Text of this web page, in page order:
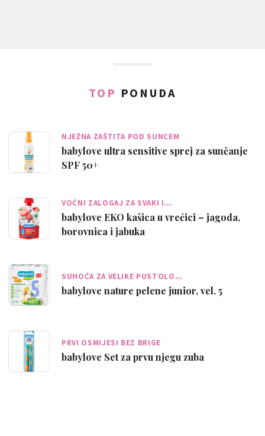
TOP PONUDA
NJEŽNA ZAŠTITA POD SUNCEM
babylove ultra sensitive sprej za sunčanje
SPF 50+
VOĆNI ZALOGAJ ZA SVAKI I…
babylove EKO kašica u vrećici – jagoda,
borovnica i jabuka
SUHOĆA ZA VELIKE PUSTOLO…
babylove nature pelene junior, vel. 5
PRVI OSMIJESI BEZ BRIGE
babylove Set za prvu njegu zuba